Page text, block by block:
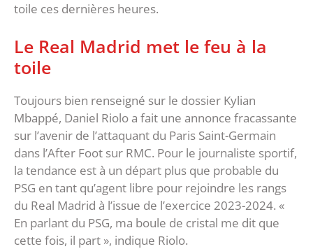
toile ces dernières heures.
Le Real Madrid met le feu à la
toile
Toujours bien renseigné sur le dossier Kylian
Mbappé, Daniel Riolo a fait une annonce fracassante
sur l’avenir de l’attaquant du Paris Saint-Germain
dans l’After Foot sur RMC. Pour le journaliste sportif,
la tendance est à un départ plus que probable du
PSG en tant qu’agent libre pour rejoindre les rangs
du Real Madrid à l’issue de l’exercice 2023-2024. «
En parlant du PSG, ma boule de cristal me dit que
cette fois, il part », indique Riolo.